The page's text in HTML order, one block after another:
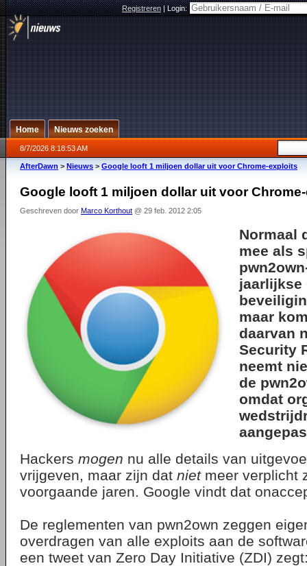
Registreren|Login:
Home Nieuws zoeken
8/7/2026 8:18:53 AM
AfterDawn > Nieuws > Google looft 1 miljoen dollar uit voor Chrome-exploits
Google looft 1 miljoen dollar uit voor
Geschreven door Marco Korthout @ 29 feb. 2012 2:05
Normaal
mee als
pwn2own
jaarlijkse
maar
daarvan
Security
neemt
de
omdat
Hackers mogen nu alle details van
vrijgeven, maar zijn dat nietmeer verplicht
voorgaande jaren. Google vindt dat
De reglementen van pwn2own zeggen
overdragen van alle exploits aan de
een tweet van Zero Day Initiative (ZDI)